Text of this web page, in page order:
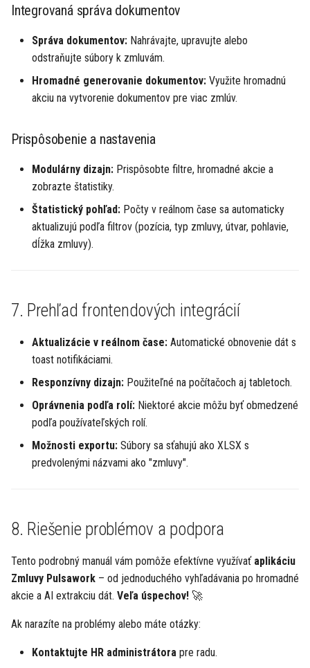
Integrovaná správa dokumentov
Správa dokumentov: Nahrávajte, upravujte alebo
odstraňujte súbory k zmluvám.
Hromadné generovanie dokumentov: Využite hromadnú
akciu na vytvorenie dokumentov pre viac zmlúv.
Prispôsobenie a nastavenia
Modulárny dizajn: Prispôsobte filtre, hromadné akcie a
zobrazte štatistiky.
Štatistický pohľad: Počty v reálnom čase sa automaticky
aktualizujú podľa filtrov (pozícia, typ zmluvy, útvar, pohlavie,
dĺžka zmluvy).
7. Prehľad frontendových integrácií
Aktualizácie v reálnom čase: Automatické obnovenie dát s
toast notifikáciami.
Responzívny dizajn: Použiteľné na počítačoch aj tabletoch.
Oprávnenia podľa rolí: Niektoré akcie môžu byť obmedzené
podľa používateľských rolí.
Možnosti exportu: Súbory sa sťahujú ako XLSX s
predvolenými názvami ako "zmluvy".
8. Riešenie problémov a podpora
Tento podrobný manuál vám pomôže efektívne využívať aplikáciu
Zmluvy Pulsawork – od jednoduchého vyhľadávania po hromadné
akcie a AI extrakciu dát. Veľa úspechov! 🚀
Ak narazíte na problémy alebo máte otázky:
Kontaktujte HR administrátora pre radu.